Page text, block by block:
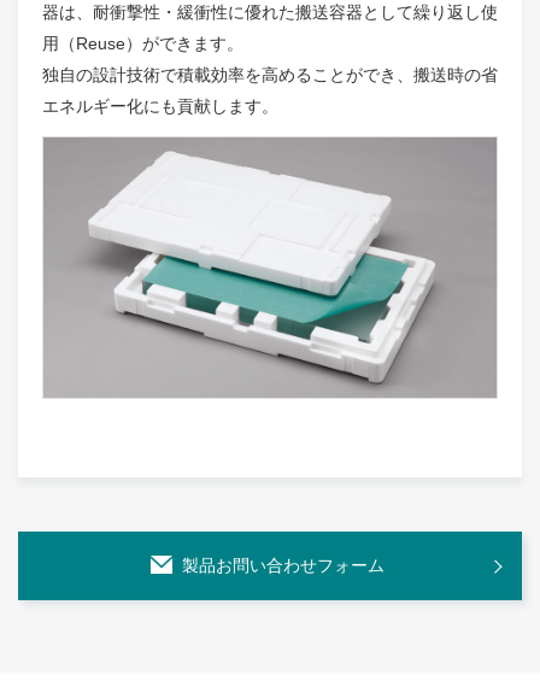
器は、耐衝撃性・緩衝性に優れた搬送容器として繰り返し使
用（Reuse）ができます。
独自の設計技術で積載効率を高めることができ、搬送時の省
エネルギー化にも貢献します。
製品お問い合わせフォーム